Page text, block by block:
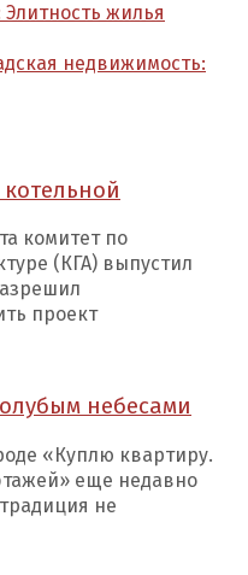
жилья
недвижимость:
комитет по
(КГА) выпустил
проект
небесами
«Куплю квартиру.
еще недавно
не